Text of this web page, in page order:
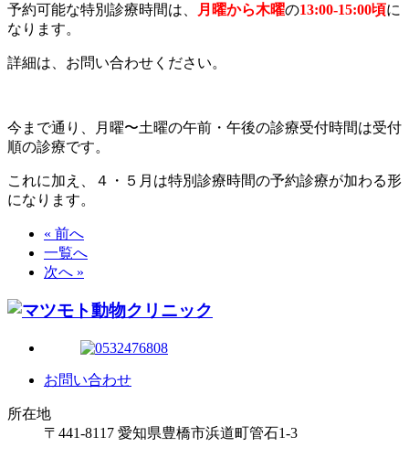
予約可能な特別診療時間は、 月曜から木曜の13:00-15:00頃に
なります。
詳細は、お問い合わせください。
今まで通り、月曜〜土曜の午前・午後の診療受付時間は受付
順の診療です。
これに加え、４・５月は特別診療時間の予約診療が加わる形
になります。
« 前へ
一覧へ
次へ »
お問い合わせ
所在地
〒441-8117 愛知県豊橋市浜道町管石1-3